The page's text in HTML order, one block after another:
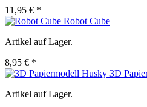
11,95 € *
Robot Cube
Artikel auf Lager.
8,95 € *
3D
Artikel auf Lager.